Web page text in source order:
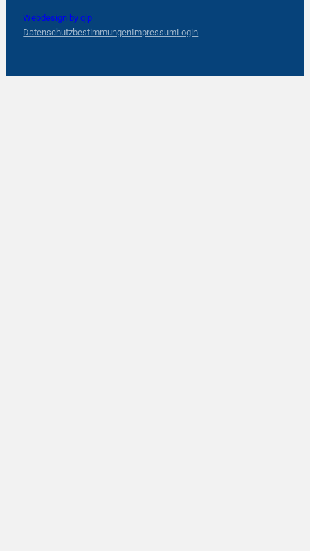
Webdesign by qlp
DatenschutzbestimmungenImpressumLogin